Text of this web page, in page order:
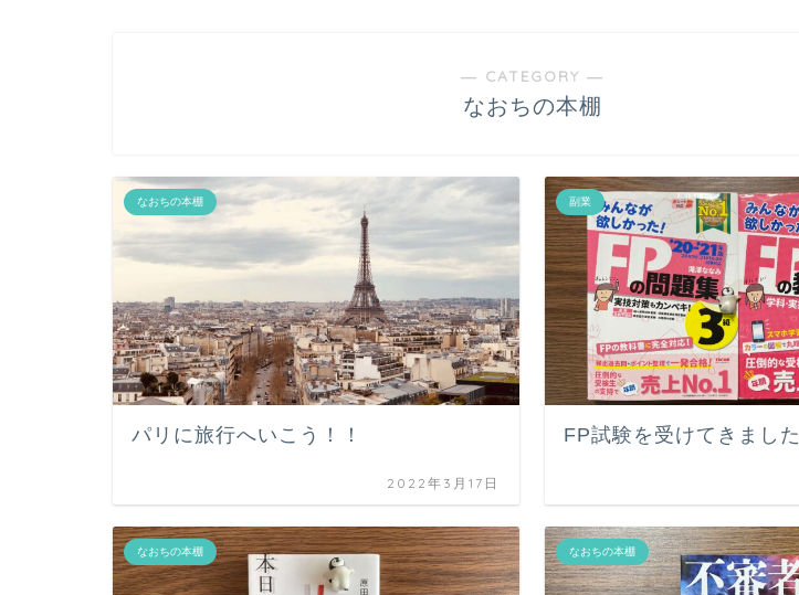
― CATEGORY ―
なおちの本棚
なおちの本棚
パリに旅行へいこう！！
2022年3月17日
副業
FP試験を受けてきました
なおちの本棚 なおちの本棚